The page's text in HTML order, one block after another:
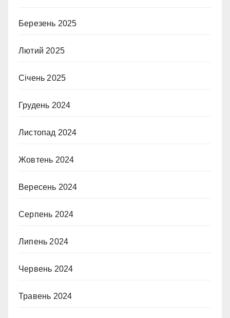
Березень 2025
Лютий 2025
Січень 2025
Грудень 2024
Листопад 2024
Жовтень 2024
Вересень 2024
Серпень 2024
Липень 2024
Червень 2024
Травень 2024